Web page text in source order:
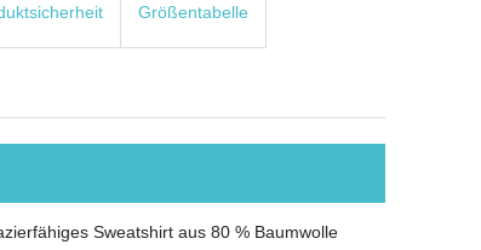
Größentabelle
Sweatshirt aus 80 % Baumwolle